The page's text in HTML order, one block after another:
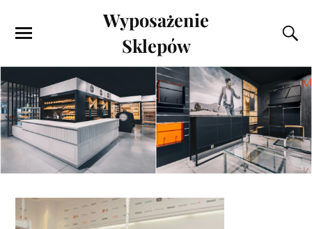
Wyposażenie
Sklepów